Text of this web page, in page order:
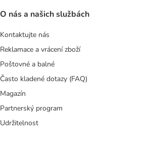
O nás a našich službách
Kontaktujte nás
Reklamace a vrácení zboží
Poštovné a balné
Často kladené dotazy (FAQ)
Magazín
Partnerský program
Udržitelnost